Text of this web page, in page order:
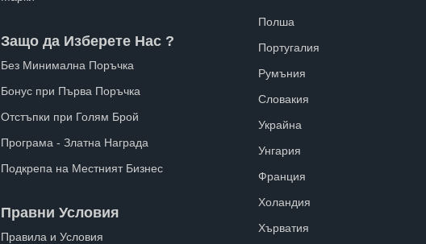
Защо да Изберете Нас ?
Без Минимална Поръчка
Бонус при Първа Поръчка
Отстъпки при Голям Брой
Програма - Златна Награда
Подкрепа на Местният Бизнес
Правни Условия
Правила и Условия
Полша
Португалия
Румъния
Словакия
Украйна
Унгария
Франция
Холандия
Хърватия